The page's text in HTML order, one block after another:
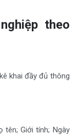
theo
khai đầy đủ thông
tên; Giới tính; Ngày